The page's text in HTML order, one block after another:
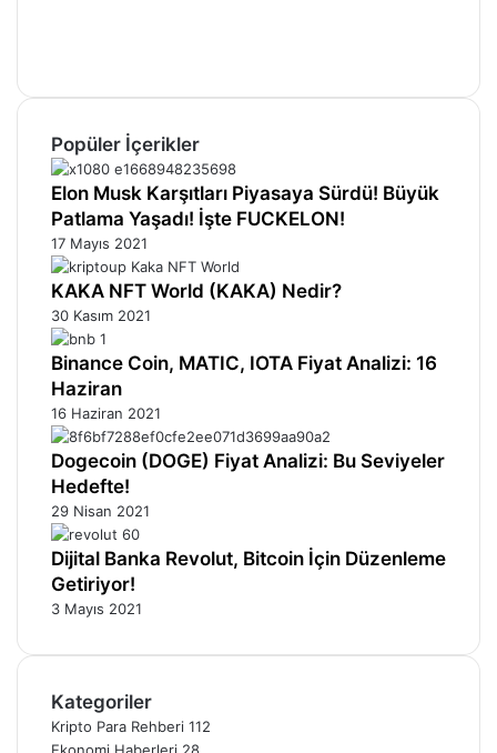
Popüler İçerikler
Elon Musk Karşıtları Piyasaya Sürdü! Büyük
Patlama Yaşadı! İşte FUCKELON!
17 Mayıs 2021
KAKA NFT World (KAKA) Nedir?
30 Kasım 2021
Binance Coin, MATIC, IOTA Fiyat Analizi: 16
Haziran
16 Haziran 2021
Dogecoin (DOGE) Fiyat Analizi: Bu Seviyeler
Hedefte!
29 Nisan 2021
Dijital Banka Revolut, Bitcoin İçin Düzenleme
Getiriyor!
3 Mayıs 2021
Kategoriler
Kripto Para Rehberi 112